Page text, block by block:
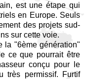
est une étape qui
en Europe. Seuls
des projets sud-
sur cette voie.
la "6ème génération"
ce que pourrait être
conçu pour le
très permissif. Furtif